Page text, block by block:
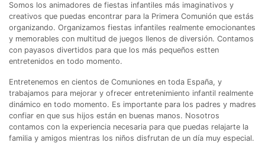
Somos los animadores de fiestas infantiles más imaginativos y
creativos que puedas encontrar para la Primera Comunión que estás
organizando. Organizamos fiestas infantiles realmente emocionantes
y memorables con multitud de juegos llenos de diversión. Contamos
con payasos divertidos para que los más pequeños estten
entretenidos en todo momento.
Entretenemos en cientos de Comuniones en toda España, y
trabajamos para mejorar y ofrecer entretenimiento infantil realmente
dinámico en todo momento. Es importante para los padres y madres
confiar en que sus hijos están en buenas manos. Nosotros
contamos con la experiencia necesaria para que puedas relajarte la
familia y amigos mientras los niños disfrutan de un día muy especial.